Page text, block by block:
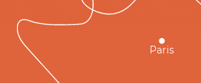
Paris